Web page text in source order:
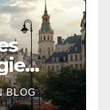
BLOG